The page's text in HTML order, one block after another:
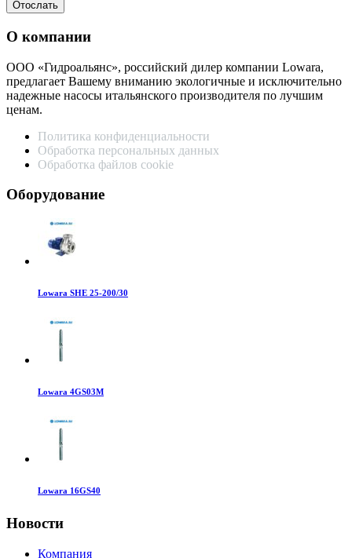
О компании
ООО «Гидроальянс», российский дилер компании Lowara,
предлагает Вашему вниманию экологичные и исключительно
надежные насосы итальянского производителя по лучшим
ценам.
Политика конфиденциальности
Обработка персональных данных
Обработка файлов cookie
Оборудование
Lowara SHE 25-200/30
Lowara 4GS03M
Lowara 16GS40
Новости
Компания